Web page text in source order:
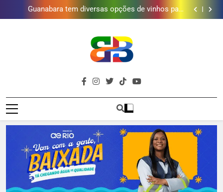
de água por ano na Baixada Fluminense
Guanabara tem diversas opções de vinhos para
presentear o seu pai. Descubra como escolher o que
Gastro Samba reúne Nosso Sentimento e Gustavo
vinho em campanha de Dia dos Pais
Obra garante a preservação de 190 milhões de litros
de água por ano na Baixada Fluminense
Guanabara tem diversas opções de vinhos para
presentear o seu pai. Descubra como escolher o que
mais combina com ele
Gastro Samba reúne Nosso Sentimento e Gustavo
Lins em Nova Iguaçu neste fim de semana
Shopping Grande Rio sorteia MacBook e oferece
de água por ano na Baixada Fluminense
Brava
Baixada
Baixada Fluminense Em Destaque!